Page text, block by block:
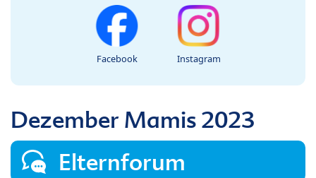
Facebook Instagram
Dezember Mamis 2023
Elternforum